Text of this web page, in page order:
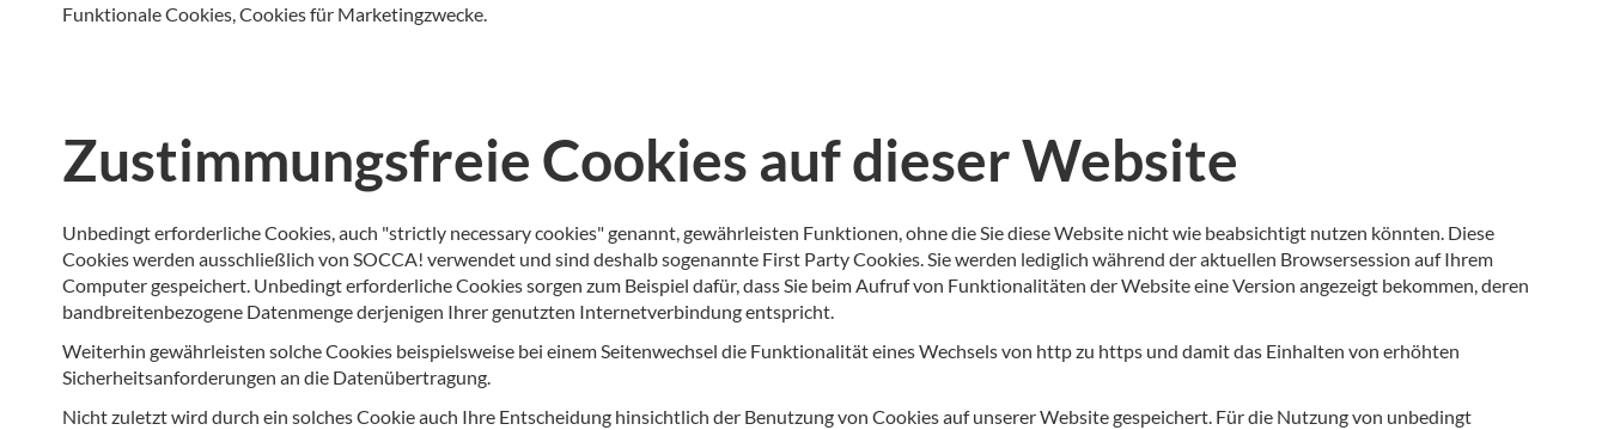
Funktionale Cookies, Cookies für Marketingzwecke.
Zustimmungsfreie Cookies auf dieser Website
Unbedingt erforderliche Cookies, auch "strictly necessary cookies" genannt, gewährleisten Funktionen, ohne die Sie diese Website nicht wie beabsichtigt nutzen könnten. Diese
Cookies werden ausschließlich von SOCCA! verwendet und sind deshalb sogenannte First Party Cookies. Sie werden lediglich während der aktuellen Browsersession auf Ihrem
Computer gespeichert. Unbedingt erforderliche Cookies sorgen zum Beispiel dafür, dass Sie beim Aufruf von Funktionalitäten der Website eine Version angezeigt bekommen, deren
bandbreitenbezogene Datenmenge derjenigen Ihrer genutzten Internetverbindung entspricht.
Weiterhin gewährleisten solche Cookies beispielsweise bei einem Seitenwechsel die Funktionalität eines Wechsels von http zu https und damit das Einhalten von erhöhten
Sicherheitsanforderungen an die Datenübertragung.
Nicht zuletzt wird durch ein solches Cookie auch Ihre Entscheidung hinsichtlich der Benutzung von Cookies auf unserer Website gespeichert. Für die Nutzung von unbedingt